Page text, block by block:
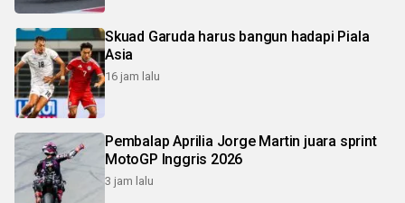
Skuad Garuda harus bangun hadapi Piala
Asia
16 jam lalu
Pembalap Aprilia Jorge Martin juara sprint
MotoGP Inggris 2026
3 jam lalu